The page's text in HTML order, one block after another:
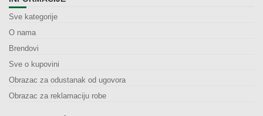
Sve kategorije
O nama
Brendovi
Sve o kupovini
Obrazac za odustanak od ugovora
Obrazac za reklamaciju robe